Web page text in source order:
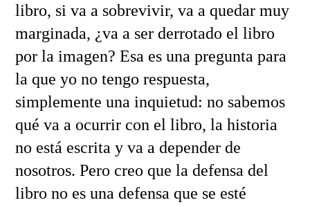
libro, si va a sobrevivir, va a quedar muy
marginada, ¿va a ser derrotado el libro
por la imagen? Esa es una pregunta para
la que yo no tengo respuesta,
simplemente una inquietud: no sabemos
qué va a ocurrir con el libro, la historia
no está escrita y va a depender de
nosotros. Pero creo que la defensa del
libro no es una defensa que se esté